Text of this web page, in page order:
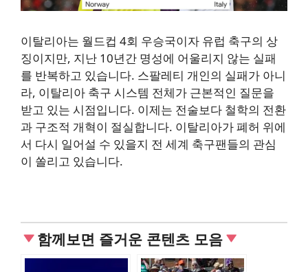
이탈리아는 월드컵 4회 우승국이자 유럽 축구의 상
징이지만, 지난 10년간 명성에 어울리지 않는 실패
를 반복하고 있습니다. 스팔레티 개인의 실패가 아니
라, 이탈리아 축구 시스템 전체가 근본적인 질문을
받고 있는 시점입니다. 이제는 전술보다 철학의 전환
과 구조적 개혁이 절실합니다. 이탈리아가 폐허 위에
서 다시 일어설 수 있을지 전 세계 축구팬들의 관심
이 쏠리고 있습니다.
함께보면 즐거운 콘텐츠 모음